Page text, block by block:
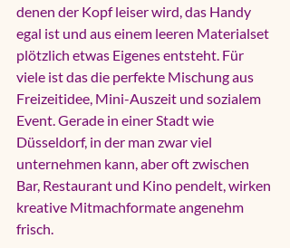
denen der Kopf leiser wird, das Handy
egal ist und aus einem leeren Materialset
plötzlich etwas Eigenes entsteht. Für
viele ist das die perfekte Mischung aus
Freizeitidee, Mini-Auszeit und sozialem
Event. Gerade in einer Stadt wie
Düsseldorf, in der man zwar viel
unternehmen kann, aber oft zwischen
Bar, Restaurant und Kino pendelt, wirken
kreative Mitmachformate angenehm
frisch.